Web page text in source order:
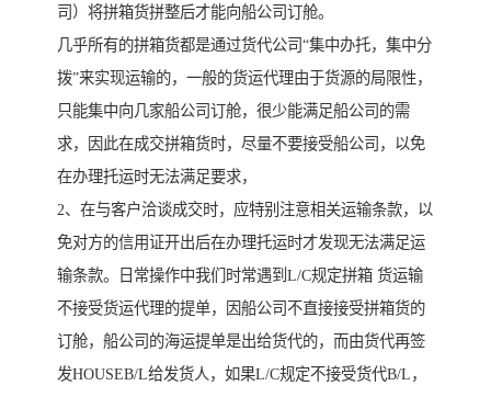
司）将拼箱货拼整后才能向船公司订舱。
几乎所有的拼箱货都是通过货代公司“集中办托，集中分
拨”来实现运输的，一般的货运代理由于货源的局限性，
只能集中向几家船公司订舱，很少能满足船公司的需
求，因此在成交拼箱货时，尽量不要接受船公司，以免
在办理托运时无法满足要求，
2、在与客户洽谈成交时，应特别注意相关运输条款，以
免对方的信用证开出后在办理托运时才发现无法满足运
输条款。日常操作中我们时常遇到L/C规定拼箱 货运输
不接受货运代理的提单，因船公司不直接接受拼箱货的
订舱，船公司的海运提单是出给货代的，而由货代再签
发HOUSEB/L给发货人，如果L/C规定不接受货代B/L，